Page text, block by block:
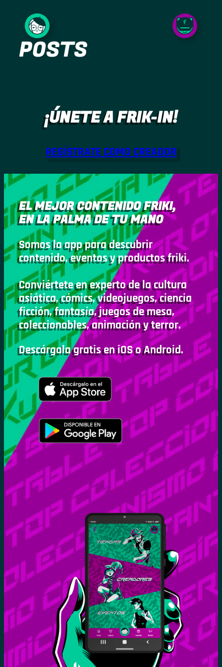
contenido
POSTS
¡ÚNETE A FRIK-IN!
REGÍSTRATE COMO CREADOR
EL MEJOR CONTENIDO FRIKI,
EN LA PALMA DE TU MANO
Somos la app para descubrir
contenido, eventos y productos friki.
Conviértete en experto de la cultura
asiática, cómics, videojuegos, ciencia
ficción, fantasía, juegos de mesa,
coleccionables, animación y terror.
Descárgala gratis en iOS o Android.